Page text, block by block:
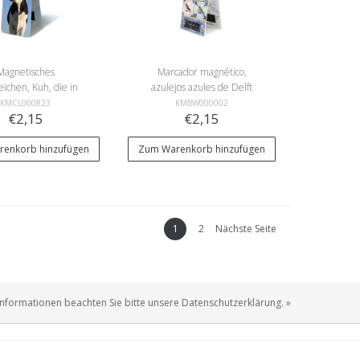
Kuh, die in
Kamera schaut
KMCL000823
€2,15
hinzufügen
Marcador magnético,
azulejos azules de Delft
KMBW000002
€2,15
Zum Warenkorb hinzufügen
1 2 Nächste Seite
beachten Sie bitte unsere Datenschutzerklärung. »